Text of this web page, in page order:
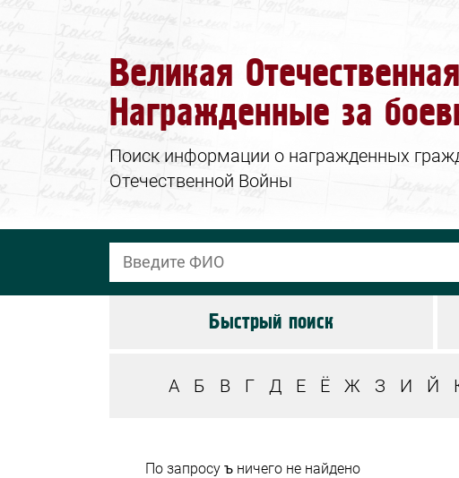
Великая
Награжденные за
Поиск информации о награжденных
Отечественной Войны
Быстрый поиск
А Б В Г Д Е Ё Ж З И Й
По запросу ъ ничего не найдено